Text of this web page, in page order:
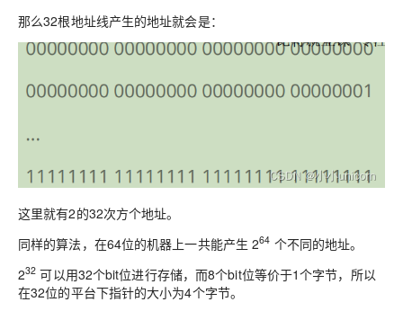
那么32根地址线产生的地址就会是：
这里就有2的32次方个地址。
同样的算法，在64位的机器上一共能产生264 个不同的地址。
232 可以用32个bit位进行存储，而8个bit位等价于1个字节，所以
在32位的平台下指针的大小为4个字节。